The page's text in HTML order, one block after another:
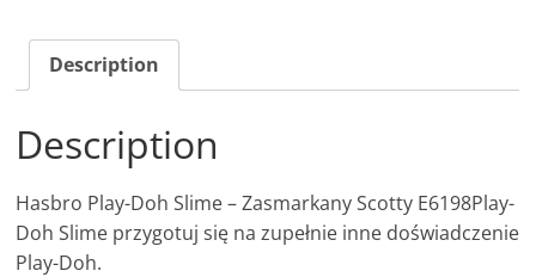
Description
Description
Hasbro Play-Doh Slime – Zasmarkany Scotty E6198Play-
Doh Slime przygotuj się na zupełnie inne doświadczenie
Play-Doh.